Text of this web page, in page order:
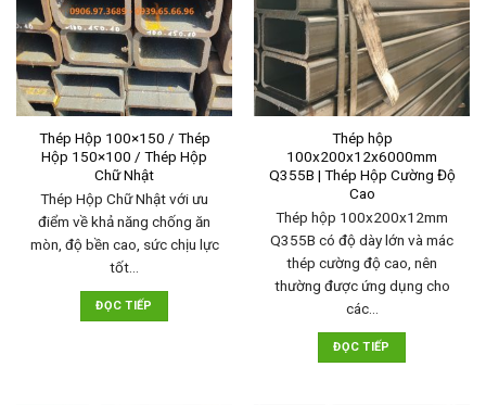
Thép Hộp 100×150 / Thép
Hộp 150×100 / Thép Hộp
Chữ Nhật
Thép Hộp Chữ Nhật với ưu
điểm về khả năng chống ăn
mòn, độ bền cao, sức chịu lực
tốt…
ĐỌC TIẾP
Thép hộp
100x200x12x6000mm
Q355B | Thép Hộp Cường Độ
Cao
Thép hộp 100x200x12mm
Q355B có độ dày lớn và mác
thép cường độ cao, nên
thường được ứng dụng cho
các…
ĐỌC TIẾP